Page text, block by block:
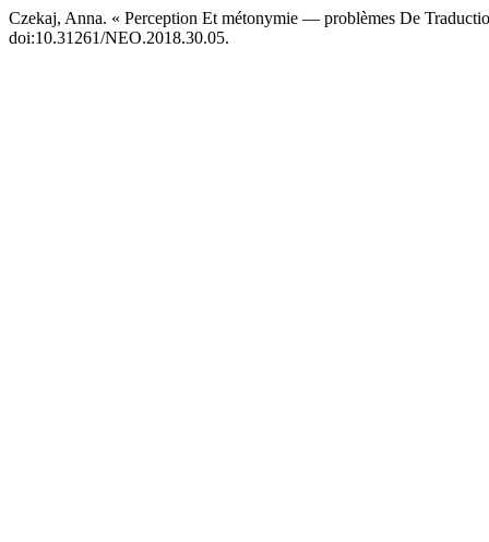
Czekaj, Anna. « Perception Et métonymie — problèmes De
doi:10.31261/NEO.2018.30.05.